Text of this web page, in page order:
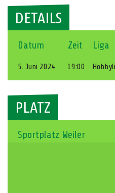
DETAILS
Datum Zeit Liga
5. Juni 2024 19:00
PLATZ
Sportplatz Weiler